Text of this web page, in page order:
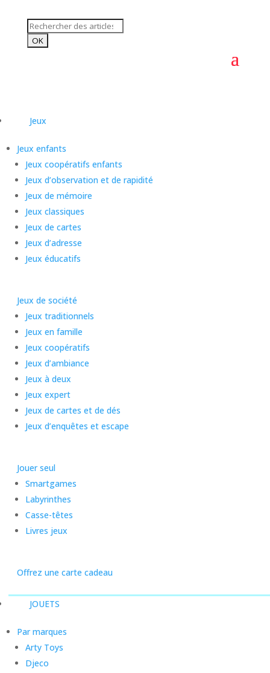
Jeux
Jeux enfants
Jeux coopératifs enfants
Jeux d’observation et de rapidité
Jeux de mémoire
Jeux classiques
Jeux de cartes
Jeux d’adresse
Jeux éducatifs
Jeux de société
Jeux traditionnels
Jeux en famille
Jeux coopératifs
Jeux d’ambiance
Jeux à deux
Jeux expert
Jeux de cartes et de dés
Jeux d’enquêtes et escape
Jouer seul
Smartgames
Labyrinthes
Casse-têtes
Livres jeux
Offrez une carte cadeau
JOUETS
Par marques
Arty Toys
Djeco